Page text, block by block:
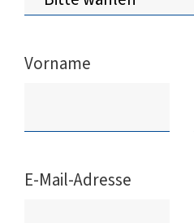
Vorname
E-Mail-Adresse